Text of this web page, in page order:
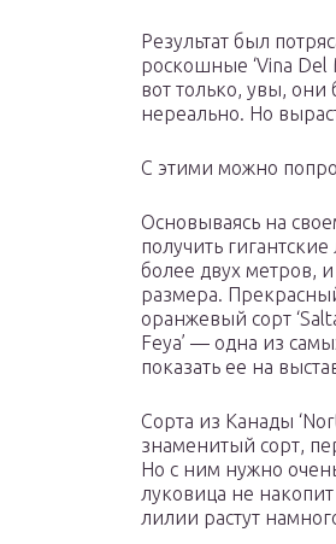
Результат был
роскошные ‘Vina Del
вот только, увы,
нереально. Но
С этими можно
Основываясь на
получить
более двух метров,
размера.
оранжевый сорт
Feya’ — одна из
показать ее на
Сорта из Канады
знаменитый сорт,
Но с ним нужно
луковица не
лилии растут